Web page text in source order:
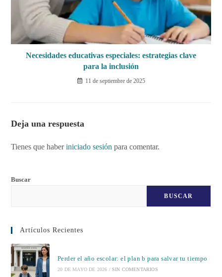
Necesidades educativas especiales: estrategias clave
para la inclusión
11 de septiembre de 2025
Deja una respuesta
Tienes que haberiniciado sesión para comentar.
Buscar
BUSCAR
Artículos Recientes
Perder el año escolar: el plan b para salvar tu tiempo
20 DE MAYO DE 2026 / SIN COMENTARIOS